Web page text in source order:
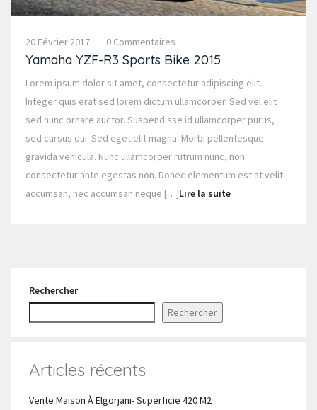
20 Février 2017 0 Commentaires
Yamaha YZF-R3 Sports Bike 2015
Lorem ipsum dolor sit amet, consectetur adipiscing elit.
Integer quis erat sed lorem dictum ullamcorper. Sed vel elit
sed nunc ornare auctor. Suspendisse id ullamcorper purus,
sed cursus dui. Sed eget elit magna. Morbi pellentesque
gravida vehicula. Nunc ullamcorper rutrum nunc, non
consectetur ante egestas non. Donec elementum est at velit
accumsan, nec accumsan neque […]Lire la suite
Rechercher
Rechercher
Articles récents
Vente Maison À Elgorjani- Superficie 420 M2